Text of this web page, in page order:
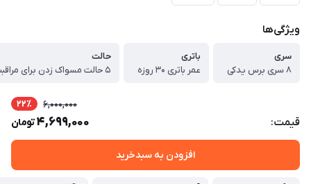
ویژگی‌ها
سری
۸ سری برس یدکی
باتری
عمر باتری ۳۰ روزه
حالت
قیمت:
6,000,000 22٪
4,699,000تومان
افزودن به سبدخرید